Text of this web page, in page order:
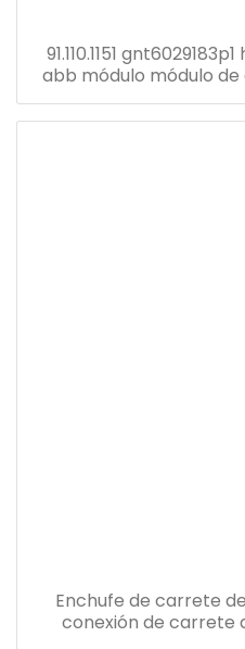
91.110.1151
abb módulo módulo
corriente
Enchufe de carrete
conexión de carrete